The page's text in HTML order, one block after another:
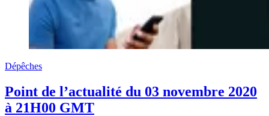
Dépêches
Point de l’actualité du 03 novembre 2020
à 21H00 GMT